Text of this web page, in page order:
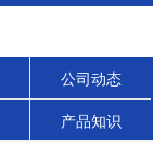
公司动态
产品知识